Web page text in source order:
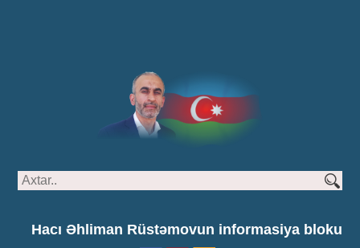
Hacı Əhliman Rüstəmovun informasiya bloku